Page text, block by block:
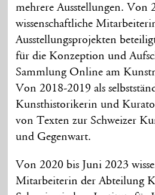
mehrere Ausstellungen. Von
wissenschaftliche
Ausstellungsprojekten
für die Konzeption und
Sammlung Online am
Von 2018-2019 als
Kunsthistorikerin und
von Texten zur Schweizer
und Gegenwart.
Von 2020 bis Juni 2023
Mitarbeiterin der Abteilung